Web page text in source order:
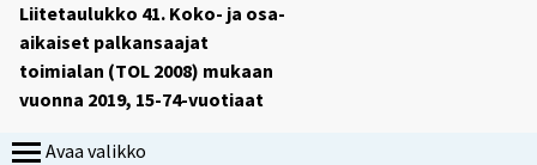
Liitetaulukko 41. Koko- ja osa-
aikaiset palkansaajat
toimialan (TOL 2008) mukaan
vuonna 2019, 15-74-vuotiaat
Avaa valikko